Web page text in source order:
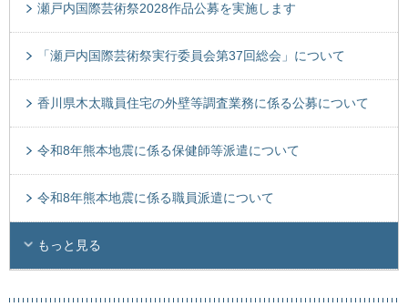
瀬戸内国際芸術祭2028作品公募を実施します
「瀬戸内国際芸術祭実行委員会第37回総会」について
香川県木太職員住宅の外壁等調査業務に係る公募について
令和8年熊本地震に係る保健師等派遣について
令和8年熊本地震に係る職員派遣について
もっと見る